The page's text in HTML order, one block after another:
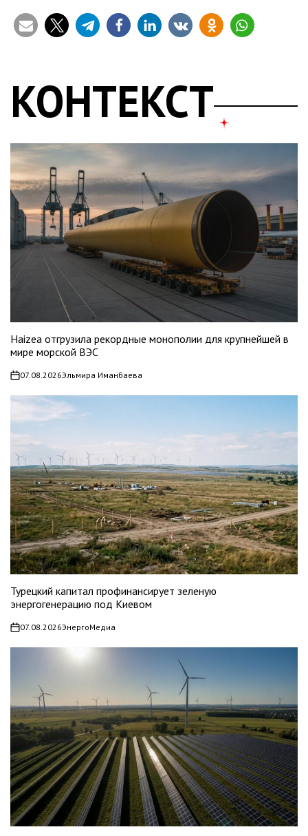
КОНТЕКСТ
Haizea отгрузила рекордные монополии для крупнейшей в
мире морской ВЭС
on07.08.2026Эльмира Иманбаева
Турецкий капитал профинансирует зеленую
энергогенерацию под Киевом
on07.08.2026ЭнергоМедиа